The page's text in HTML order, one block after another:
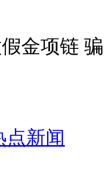
取乐
旁
项链 骗
点新闻